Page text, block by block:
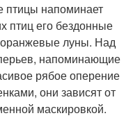
птицы напоминает
птиц его бездонные
луны. Над
напоминающие
рябое оперение
они зависят от
маскировкой.